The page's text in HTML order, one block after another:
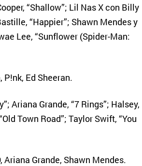
“Shallow”; Lil Nas X con Billy
“Happier”; Shawn Mendes y
Lee, “Sunflower (Spider-Man:
P!nk, Ed Sheeran.
Ariana Grande, “7 Rings”; Halsey,
Town Road”; Taylor Swift, “You
Ariana Grande, Shawn Mendes.